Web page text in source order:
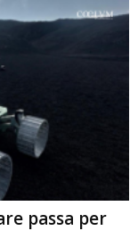
passa per